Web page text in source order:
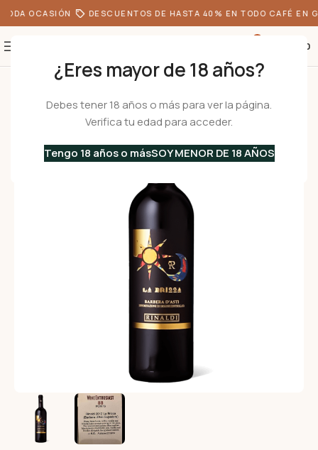
¿Eres mayor de 18 años?
Debes tener 18 años o más para ver la página.
Verifica tu edad para acceder.
Tengo 18 años o másSOY MENOR DE 18 AÑOS
OCASIÓN DESCUENTOS DE HASTA 40% EN TODO CAFÉ EN
0.00
Vinos Tintos